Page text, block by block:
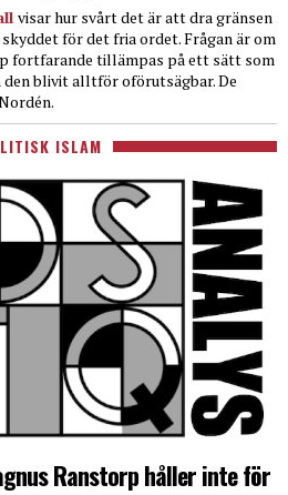
visar hur svårt det är att dra gränsen
för det fria ordet. Frågan är om
fortfarande tillämpas på ett sätt som
blivit alltför oförutsägbar. De
ISLAM
Ranstorp håller inte för